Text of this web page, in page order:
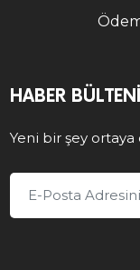
HABER BÜLTENI
Yeni bir şey ortaya